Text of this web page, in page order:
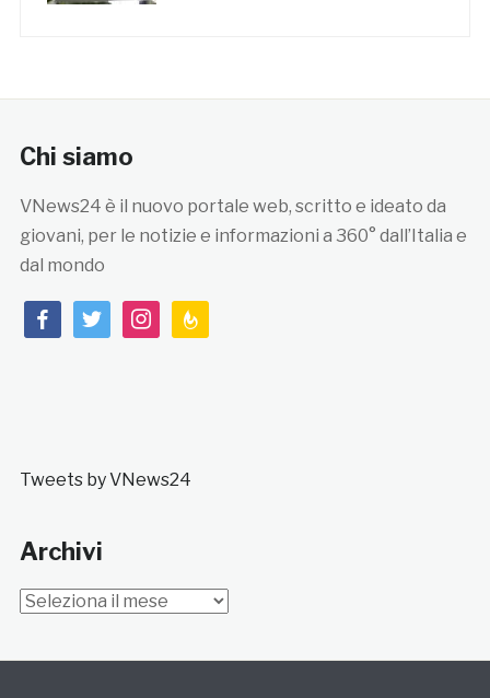
Chi siamo
VNews24 è il nuovo portale web, scritto e ideato da
giovani, per le notizie e informazioni a 360° dall’Italia e
dal mondo
facebooktwitterinstagramfeedburner
Tweets by VNews24
Archivi
Archivi